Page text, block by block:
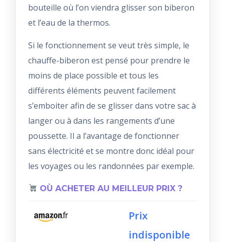
bouteille où l’on viendra glisser son biberon
et l’eau de la thermos.
Si le fonctionnement se veut très simple, le
chauffe-biberon est pensé pour prendre le
moins de place possible et tous les
différents éléments peuvent facilement
s’emboiter afin de se glisser dans votre sac à
langer ou à dans les rangements d’une
poussette. Il a l’avantage de fonctionner
sans électricité et se montre donc idéal pour
les voyages ou les randonnées par exemple.
OÙ ACHETER AU MEILLEUR PRIX ?
Prix
indisponible